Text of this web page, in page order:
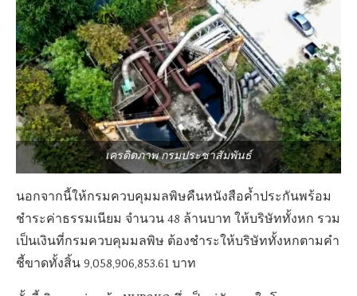
เครดิตภาพ กรมประชาสัมพันธ์
นอกจากนี้ให้กรมควบคุมมลพิษคืนหนังสือค้ำประกันพร้อม
ชำระค่าธรรมเนียม จำนวน 48 ล้านบาท ให้บริษัททั้งหก รวม
เป็นเงินที่กรมควบคุมมลพิษ ต้องชำระให้บริษัททั้งหกตามคำ
ชี้ขาดทั้งสิ้น 9,058,906,853.61 บาท